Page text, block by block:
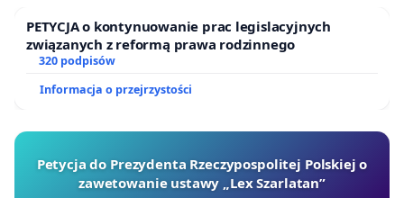
PETYCJA o kontynuowanie prac legislacyjnych
związanych z reformą prawa rodzinnego
320 podpisów
Informacja o przejrzystości
Petycja do Prezydenta Rzeczypospolitej Polskiej o
zawetowanie ustawy „Lex Szarlatan”